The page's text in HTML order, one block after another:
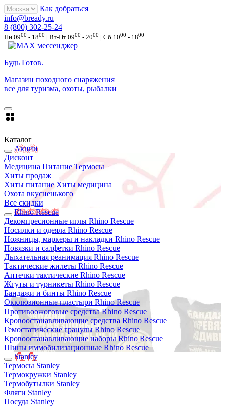
Как добраться
info@bready.ru
8 (800) 302-25-24
Пн 0900 - 1800 | Вт-Пт 0900 - 2000 | Сб 1000 - 1800
Будь Готов.
Магазин походного снаряжения
все для туризма, охоты, рыбалки
Каталог
Акции
Дисконт
Медицина Питание Термосы
Хиты продаж
Хиты питание Хиты медицина
Охота вкусненького
Все скидки
Rhino Rescue
Декомпресионные иглы Rhino Rescue
Носилки и одеяла Rhino Rescue
Ножницы, маркеры и накладки Rhino Rescue
Повязки и салфетки Rhino Rescue
Дыхательная реанимация Rhino Rescue
Тактические жилеты Rhino Rescue
Аптечки тактические Rhino Rescue
Жгуты и турникеты Rhino Rescue
Бандажи и бинты Rhino Rescue
Окклюзионные пластыри Rhino Rescue
Противоожоговые средства Rhino Rescue
Кровоостанавливающие средства Rhino Rescue
Гемостатические гранулы Rhino Rescue
Кровоостанавливающие наборы Rhino Rescue
Шины иммобилизационные Rhino Rescue
Stanley
Термосы Stanley
Термокружки Stanley
Термобутылки Stanley
Фляги Stanley
Посуда Stanley